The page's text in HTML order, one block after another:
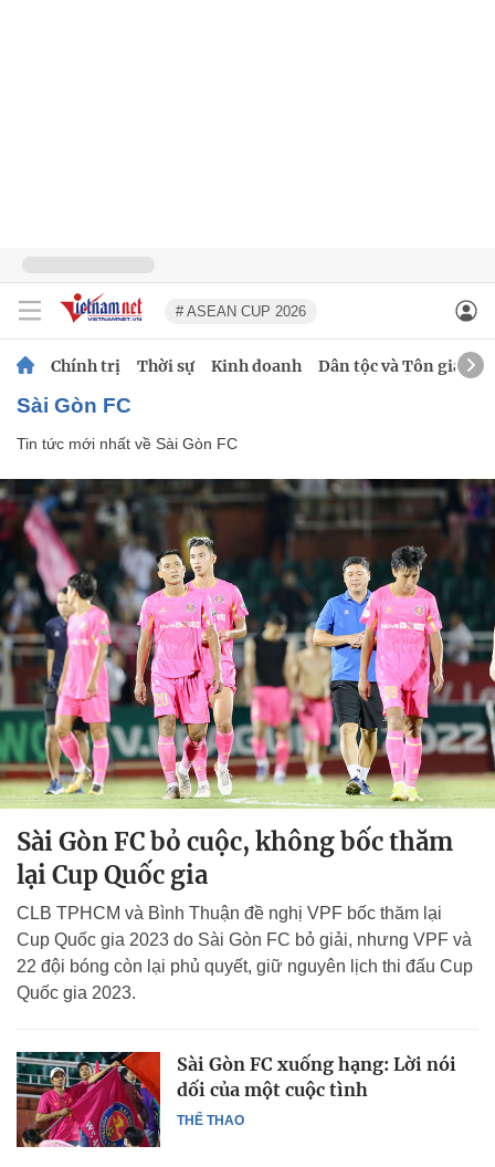
# ASEAN CUP 2026
Chính trị Thời sự Kinh doanh Dân tộc và Tôn giáo
Sài Gòn FC
Tin tức mới nhất về Sài Gòn FC
Sài Gòn FC bỏ cuộc, không bốc thăm
lại Cup Quốc gia
CLB TPHCM và Bình Thuận đề nghị VPF bốc thăm lại
Cup Quốc gia 2023 do Sài Gòn FC bỏ giải, nhưng VPF và
22 đội bóng còn lại phủ quyết, giữ nguyên lịch thi đấu Cup
Quốc gia 2023.
THỂ THAO
Sài Gòn FC xuống hạng: Lời nói
dối của một cuộc tình